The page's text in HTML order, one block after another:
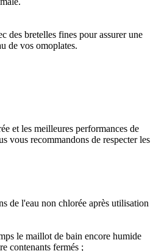
des bretelles fines pour assurer une
de vos omoplates.
et les meilleures performances de
vous recommandons de respecter les
de l'eau non chlorée après utilisation
le maillot de bain encore humide
contenants fermés ;